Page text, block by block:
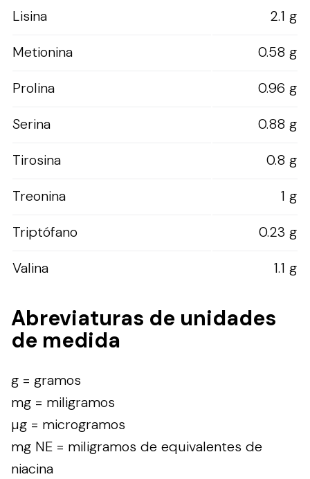
Lisina
2.1 g
Metionina
0.58 g
Prolina
0.96 g
Serina
0.88 g
Tirosina
0.8 g
Treonina
1 g
Triptófano
0.23 g
Valina
1.1 g
Abreviaturas de unidades
de medida
g = gramos
mg = miligramos
µg = microgramos
mg NE = miligramos de equivalentes de
niacina